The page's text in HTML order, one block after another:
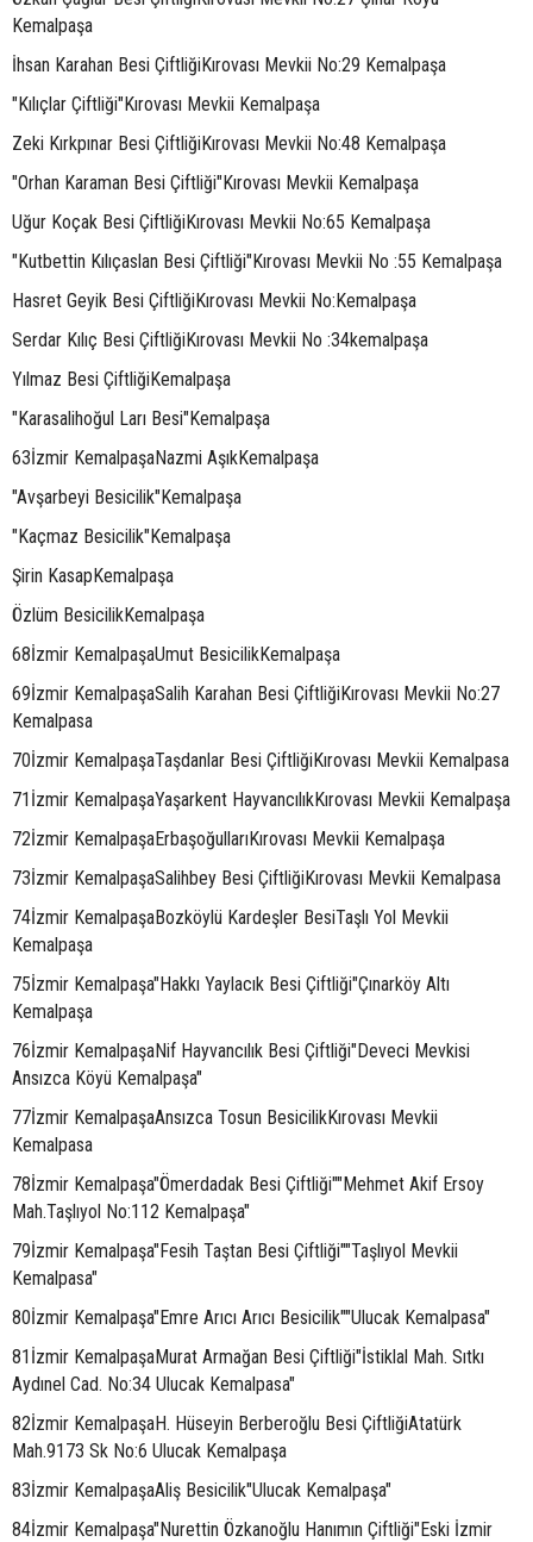
Kemalpaşa
İhsan Karahan Besi ÇiftliğiKırovası Mevkii No:29 Kemalpaşa
"Kılıçlar Çiftliği"Kırovası Mevkii Kemalpaşa
Zeki Kırkpınar Besi ÇiftliğiKırovası Mevkii No:48 Kemalpaşa
"Orhan Karaman Besi Çiftliği"Kırovası Mevkii Kemalpaşa
Uğur Koçak Besi ÇiftliğiKırovası Mevkii No:65 Kemalpaşa
"Kutbettin Kılıçaslan Besi Çiftliği"Kırovası Mevkii No :55 Kemalpaşa
Hasret Geyik Besi ÇiftliğiKırovası Mevkii No:Kemalpaşa
Serdar Kılıç Besi ÇiftliğiKırovası Mevkii No :34kemalpaşa
Yılmaz Besi ÇiftliğiKemalpaşa
"Karasalihoğul Ları Besi"Kemalpaşa
63İzmir KemalpaşaNazmi AşıkKemalpaşa
"Avşarbeyi Besicilik"Kemalpaşa
"Kaçmaz Besicilik"Kemalpaşa
Şirin KasapKemalpaşa
Özlüm BesicilikKemalpaşa
68İzmir KemalpaşaUmut BesicilikKemalpaşa
69İzmir KemalpaşaSalih Karahan Besi ÇiftliğiKırovası Mevkii No:27
Kemalpasa
70İzmir KemalpaşaTaşdanlar Besi ÇiftliğiKırovası Mevkii Kemalpasa
71İzmir KemalpaşaYaşarkent HayvancılıkKırovası Mevkii Kemalpaşa
72İzmir KemalpaşaErbaşoğullarıKırovası Mevkii Kemalpaşa
73İzmir KemalpaşaSalihbey Besi ÇiftliğiKırovası Mevkii Kemalpasa
74İzmir KemalpaşaBozköylü Kardeşler BesiTaşlı Yol Mevkii
Kemalpaşa
75İzmir Kemalpaşa"Hakkı Yaylacık Besi Çiftliği"Çınarköy Altı
Kemalpaşa
76İzmir KemalpaşaNif Hayvancılık Besi Çiftliği"Deveci Mevkisi
Ansızca Köyü Kemalpaşa"
77İzmir KemalpaşaAnsızca Tosun BesicilikKırovası Mevkii
Kemalpasa
78İzmir Kemalpaşa"Ömerdadak Besi Çiftliği""Mehmet Akif Ersoy
Mah.Taşlıyol No:112 Kemalpaşa"
79İzmir Kemalpaşa"Fesih Taştan Besi Çiftliği""Taşlıyol Mevkii
Kemalpasa"
80İzmir Kemalpaşa"Emre Arıcı Arıcı Besicilik""Ulucak Kemalpasa"
81İzmir KemalpaşaMurat Armağan Besi Çiftliği"İstiklal Mah. Sıtkı
Aydınel Cad. No:34 Ulucak Kemalpasa"
82İzmir KemalpaşaH. Hüseyin Berberoğlu Besi ÇiftliğiAtatürk
Mah.9173 Sk No:6 Ulucak Kemalpaşa
83İzmir KemalpaşaAliş Besicilik"Ulucak Kemalpaşa"
84İzmir Kemalpaşa"Nurettin Özkanoğlu Hanımın Çiftliği"Eski İzmir